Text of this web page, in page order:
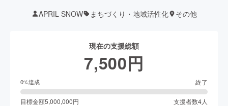
APRIL SNOW まちづくり・地域活性化 その他
現在の支援総額
7,500円
0%達成 終了
目標金額5,000,000円 支援者数4人